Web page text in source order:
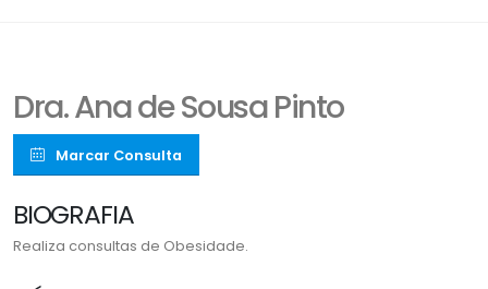
Dra. Ana de Sousa Pinto
Marcar Consulta
BIOGRAFIA
Realiza consultas de Obesidade.